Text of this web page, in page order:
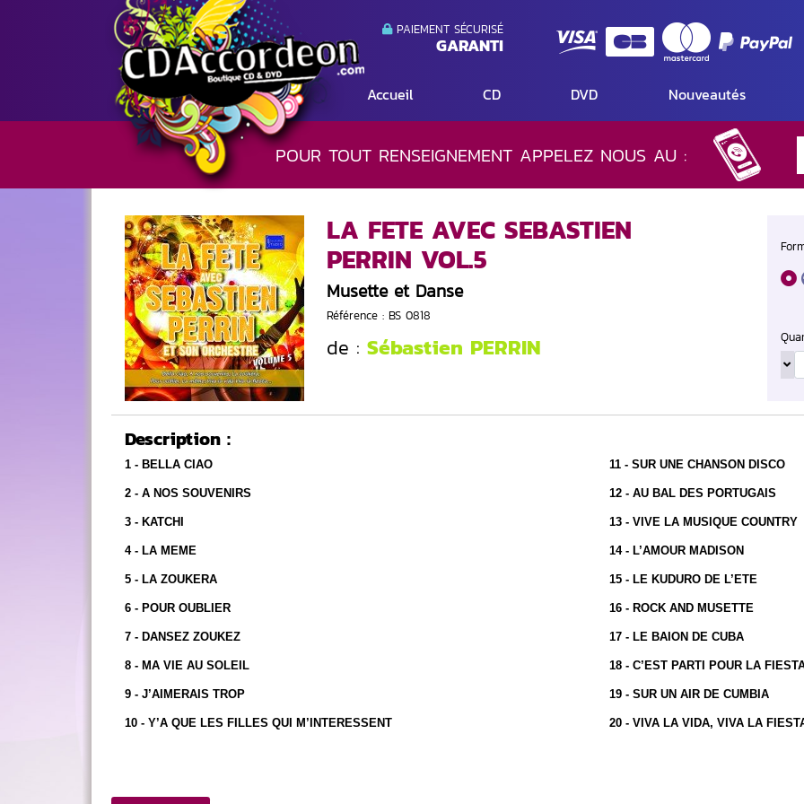
PAIEMENT SÉCURISÉ
GARANTI
Accueil CD DVD Nouveautés
POUR TOUT RENSEIGNEMENT APPELEZ NOUS AU :
LA FETE AVEC SEBASTIEN
PERRIN VOL.5
Musette et Danse
Référence : BS 0818
de : Sébastien PERRIN
Description :
1 - BELLA CIAO
2 - A NOS SOUVENIRS
3 - KATCHI
4 - LA MEME
5 - LA ZOUKERA
6 - POUR OUBLIER
7 - DANSEZ ZOUKEZ
8 - MA VIE AU SOLEIL
9 - J’AIMERAIS TROP
10 - Y’A QUE LES FILLES QUI M’INTERESSENT
11 - SUR UNE CHANSON DISCO
12 - AU BAL DES PORTUGAIS
13 - VIVE LA MUSIQUE COUNTRY
14 - L’AMOUR MADISON
15 - LE KUDURO DE L’ETE
16 - ROCK AND MUSETTE
17 - LE BAION DE CUBA
18 - C’EST PARTI POUR LA
19 - SUR UN AIR DE CUMBIA
20 - VIVA LA VIDA, VIVA LA